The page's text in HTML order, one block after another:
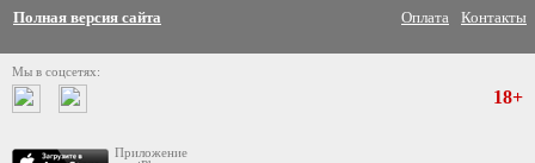
Полная версия сайта Оплата Контакты
Мы в соцсетях:
Приложение
18+